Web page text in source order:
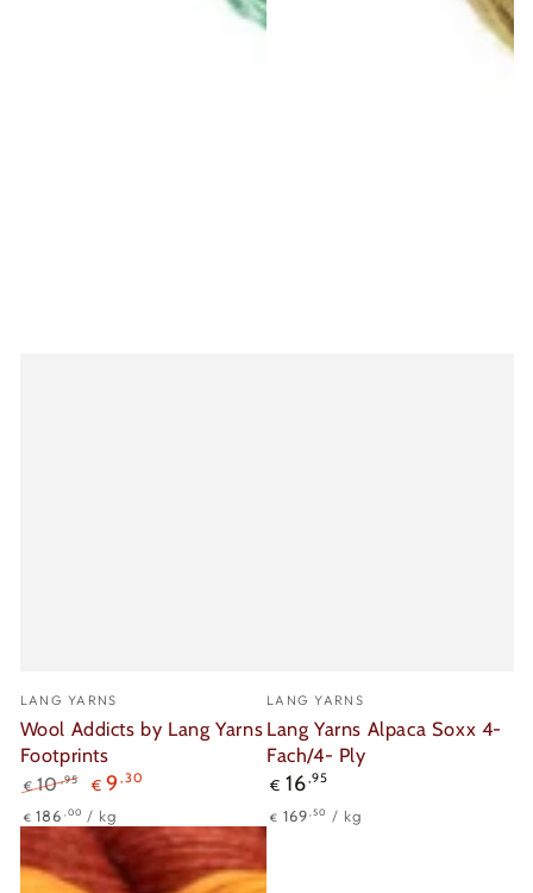
Verkäufer/in:
LANG YARNS
Wool Addicts by Lang Yarns
Footprints
Regulärer
Preis
€ 10,95
Verkaufspreis
€ 9 ,30
Stückpreis
€ 186 ,00 / pro
kg
Verkäufer/in:
LANG YARNS
Lang Yarns Alpaca Soxx 4-
Fach/4- Ply
Regulärer
Preis
€ 16,95
Stückpreis
€ 169 ,50 / pro
kg